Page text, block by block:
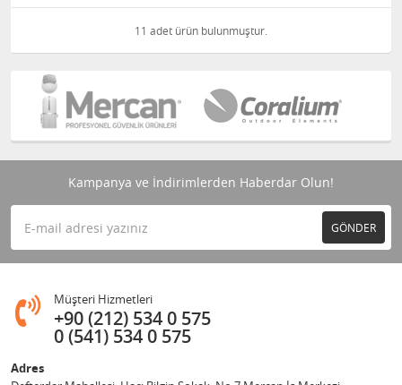
11 adet ürün bulunmuştur.
Kampanya ve İndirimlerden Haberdar Olun!
GÖNDER
Müşteri Hizmetleri
+90 (212) 534 0 575
0 (541) 534 0 575
Adres